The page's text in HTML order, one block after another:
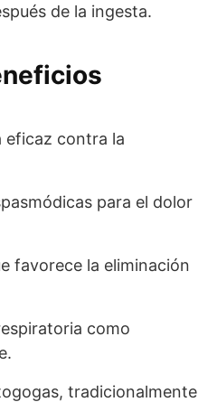
de la ingesta.
eficaz contra la
para el dolor
favorece la eliminación
como
tradicionalmente